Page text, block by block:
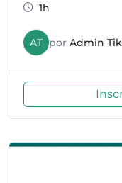
1h
AT por Admin